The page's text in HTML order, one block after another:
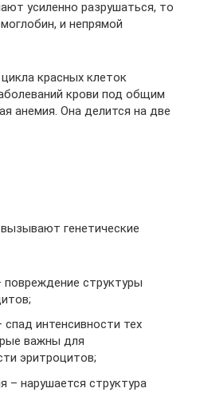
усиленно разрушаться, то
и непрямой
красных клеток
крови под общим
анемия. Она делится на две
генетические
структуры
интенсивности тех
важны для
эритроцитов;
– нарушается структура